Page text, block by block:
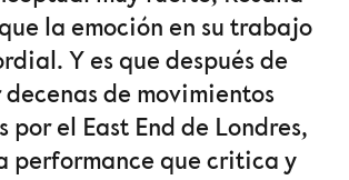
la emoción en su trabajo
Y es que después de
de movimientos
por el East End de Londres,
performance que critica y